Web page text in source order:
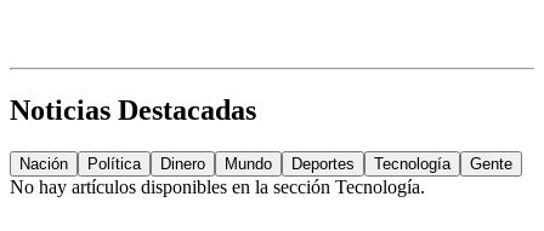
Noticias Destacadas
Nación Política Dinero Mundo Deportes Tecnología Gente
No hay artículos disponibles en la sección Tecnología.